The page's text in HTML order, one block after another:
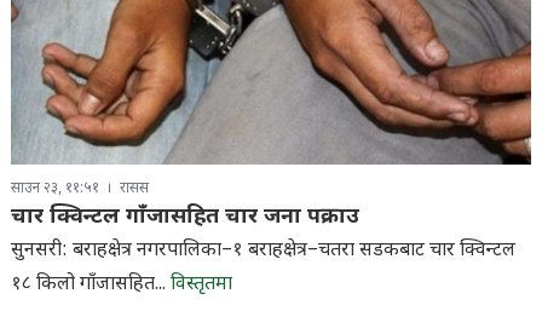
साउन २३, ११:५१ रासस
चार क्विन्टल गाँजासहित चार जना पक्राउ
सुनसरी: बराहक्षेत्र नगरपालिका–१ बराहक्षेत्र–चतरा सडकबाट चार क्विन्टल
१८ किलो गाँजासहित... विस्तृतमा